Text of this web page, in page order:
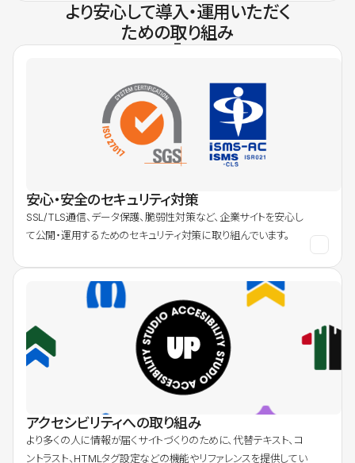
より安心して導入・運用いただく
ための取り組み
安心・安全のセキュリティ対策
SSL/TLS通信、データ保護、脆弱性対策など、企業サイトを安心し
て公開・運用するためのセキュリティ対策に取り組んでいます。
アクセシビリティへの取り組み
より多くの人に情報が届くサイトづくりのために、代替テキスト、コ
ントラスト、HTMLタグ設定などの機能やリファレンスを提供してい